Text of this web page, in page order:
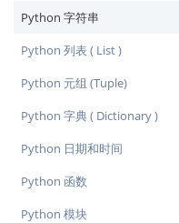
Python 字符串
Python 列表 ( List )
Python 元组 (Tuple)
Python 字典 ( Dictionary )
Python 日期和时间
Python 函数
Python 模块